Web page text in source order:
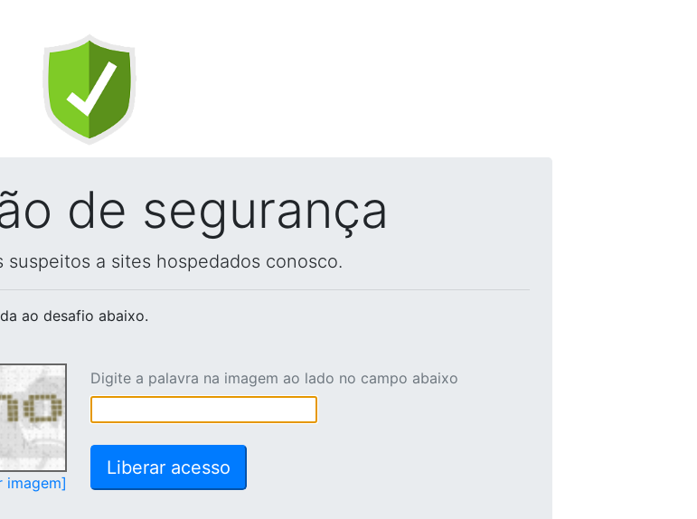
de segurança
a sites hospedados conosco.
ao desafio abaixo.
imagem]
Digite a palavra na imagem ao lado no campo abaixo